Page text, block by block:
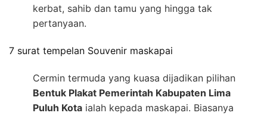
kerbat, sahib dan tamu yang hingga tak
pertanyaan.
7 surat tempelan Souvenir maskapai
Cermin termuda yang kuasa dijadikan pilihan
Bentuk Plakat Pemerintah Kabupaten Lima
Puluh Kota ialah kepada maskapai. Biasanya